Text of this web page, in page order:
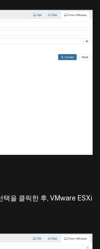
을 클릭한 후, VMware ESXi